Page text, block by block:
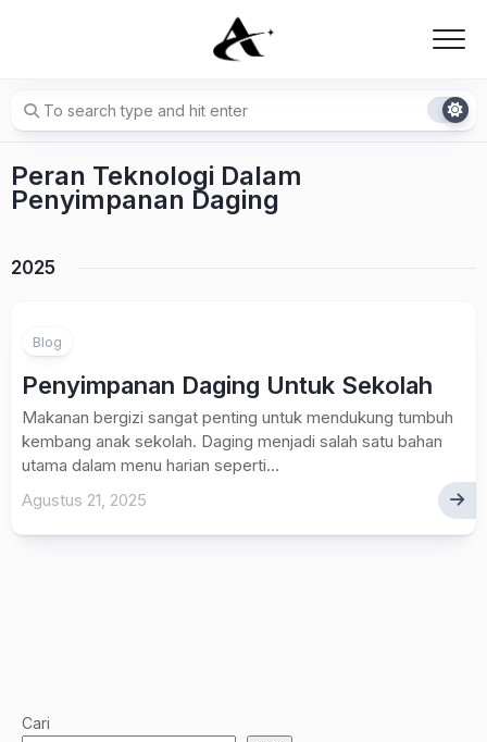
Peran Teknologi Dalam
Penyimpanan Daging
2025
Blog
Penyimpanan Daging Untuk Sekolah
Makanan bergizi sangat penting untuk mendukung tumbuh
kembang anak sekolah. Daging menjadi salah satu bahan
utama dalam menu harian seperti...
Agustus 21, 2025
Cari